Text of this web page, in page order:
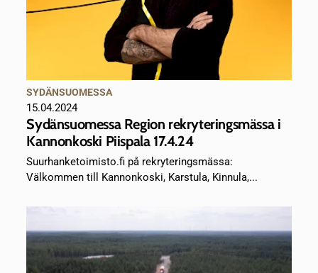
SYDÄNSUOMESSA
15.04.2024
Sydänsuomessa Region rekryteringsmässa i
Kannonkoski Piispala 17.4.24
Suurhanketoimisto.fi på rekryteringsmässa:
Välkommen till Kannonkoski, Karstula, Kinnula,...